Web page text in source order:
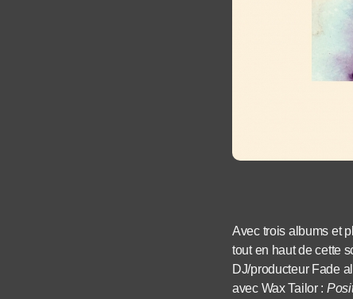
Avec trois albums et
tout en haut de cette
DJ/producteur Fade
avec Wax Tailor :